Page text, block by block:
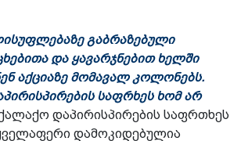
გაბრაზებული
და ყავარჯნებით ხელში
აქციაზე მომავალ კოლონებს.
საფრხეს ხომ არ
დაპირისპირების საფრთხეს
დამოკიდებულია